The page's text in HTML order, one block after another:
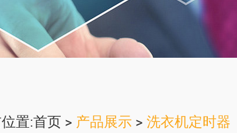
置:首页 > 产品展示 > 洗衣机定时器